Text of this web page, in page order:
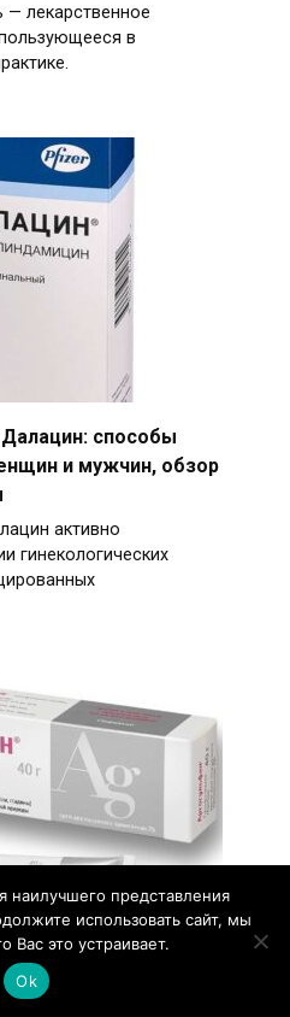
— лекарственное
в
способы
и мужчин, обзор
активно
гинекологических
инструкция по
наилучшего представления
использовать сайт, мы
Вас это устраивает.
Ok